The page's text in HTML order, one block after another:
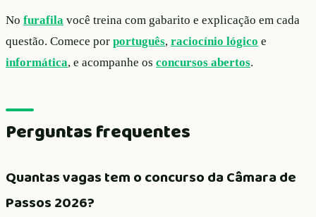
No furafila você treina com gabarito e explicação em cada
questão. Comece por português, raciocínio lógico e
informática, e acompanhe os concursos abertos.
Perguntas frequentes
Quantas vagas tem o concurso da Câmara de
Passos 2026?